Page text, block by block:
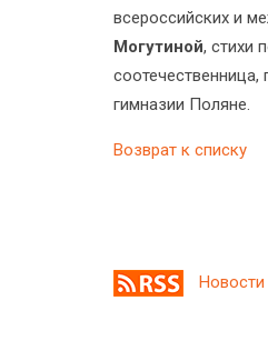
всероссийских и
Могутиной, стихи
гимназии Поляне.
Возврат к списку